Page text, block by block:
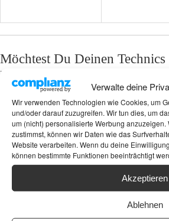
Verwalte deine
Wir verwenden Technologien wie Cookies, um
und/oder darauf zuzugreifen. Wir tun dies, um
um (nicht) personalisierte Werbung
zustimmst, können wir Daten wie das
Website verarbeiten. Wenn du deine
können bestimmte Funktionen beeinträchtigt
Akzeptieren
Ablehnen
Möchtest Du Deinen
klanglich voll ausreizen oder
passendes Zubehör? Schau
vorbei – dort findest Du oft
Kabelfür Deine Quellgeräte,
Lautsprecherkabelfür eine
Signalübertragung oder
Sets für die Pflege der
Deines Technics Verstärkers!